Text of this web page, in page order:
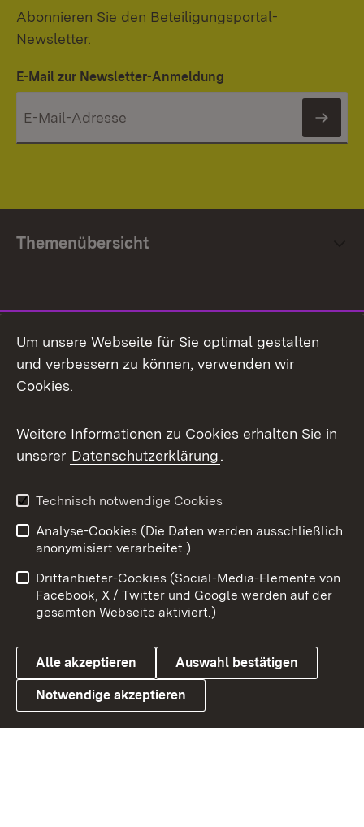
Abonnieren Sie den Beteiligungsportal-
Newsletter.
E-Mail zur Newsletter-Anmeldung
Themenübersicht
Facebook
X / Twitter
Youtube
Link zum Landesportal
Impressum
Kontakt
Barrierefreiheit
Datenschutz
Cookies
Um unsere Webseite für Sie optimal gestalten
und verbessern zu können, verwenden wir
Cookies.
Weitere Informationen zu Cookies erhalten Sie in
unserer Datenschutzerklärung.
Technisch notwendige Cookies
Analyse-Cookies (Die Daten werden ausschließlich
anonymisiert verarbeitet.)
Drittanbieter-Cookies (Social-Media-Elemente von
Facebook, X / Twitter und Google werden auf der
gesamten Webseite aktiviert.)
Alle akzeptieren Auswahl bestätigen
Notwendige akzeptieren